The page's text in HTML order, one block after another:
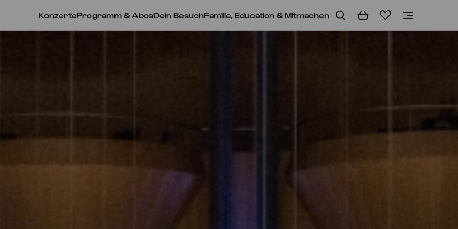
KonzerteProgramm & AbosDein BesuchFamilie, Education & Mitmachen WarenkorbMerkliste